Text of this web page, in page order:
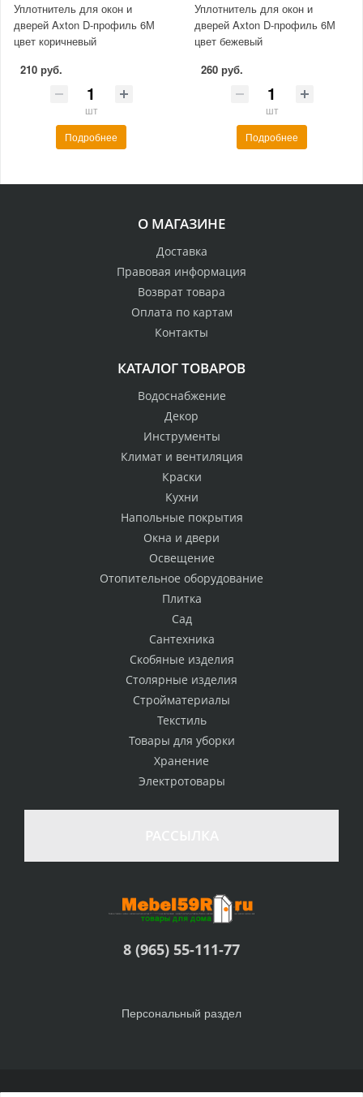
Уплотнитель для окон и
дверей Axton D-профиль 6М
цвет коричневый
210 руб.
шт
Подробнее
Уплотнитель для окон и
дверей Axton D-профиль 6М
цвет бежевый
260 руб.
шт
Подробнее
О МАГАЗИНЕ
Доставка
Правовая информация
Возврат товара
Оплата по картам
Контакты
КАТАЛОГ ТОВАРОВ
Водоснабжение
Декор
Инструменты
Климат и вентиляция
Краски
Кухни
Напольные покрытия
Окна и двери
Освещение
Отопительное оборудование
Плитка
Сад
Сантехника
Скобяные изделия
Столярные изделия
Стройматериалы
Текстиль
Товары для уборки
Хранение
Электротовары
8 (965) 55-111-77
Персональный раздел